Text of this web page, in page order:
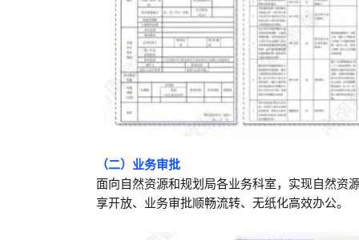
（二）业务审批
面向自然资源和规划局各业务科室，实现自然资
享开放、业务审批顺畅流转、无纸化高效办公。